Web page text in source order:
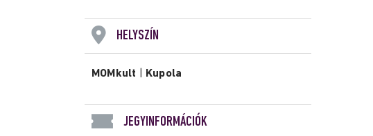
HELYSZÍN
MOMkult Kupola
JEGYINFORMÁCIÓK